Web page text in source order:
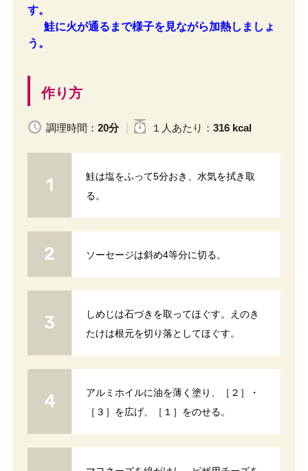
す。
鮭に火が通るまで様子を見ながら加熱しましょ
う。
作り方
調理時間： 20分 １人 あたり ： 316 kcal
鮭は塩をふって5分おき、水気を拭き取
る。
ソーセージは斜め4等分に切る。
しめじは石づきを取ってほぐす。えのき
たけは根元を切り落としてほぐす。
アルミホイルに油を薄く塗り、［２］・
［３］を広げ、［１］をのせる。